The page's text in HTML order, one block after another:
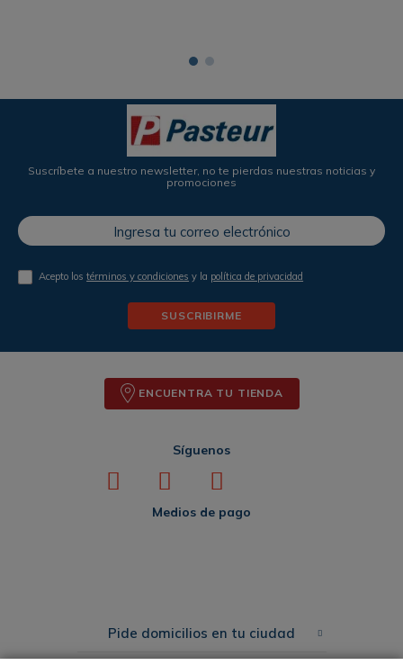
Suscríbete a nuestro newsletter, no te pierdas nuestras noticias y
promociones
Acepto lostérminos y condiciones y la política de privacidad
SUSCRIBIRME
ENCUENTRA TU TIENDA
Síguenos
Medios de pago
Pide domicilios en tu ciudad